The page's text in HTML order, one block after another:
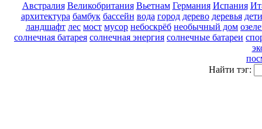
Австралия Великобритания Вьетнам Германия Испания
архитектура бамбук бассейн вода город дерево деревья дети
ландшафт лес мост мусор небоскрёб необычный дом
солнечная батарея солнечная энергия солнечные батареи
Найти тэг: